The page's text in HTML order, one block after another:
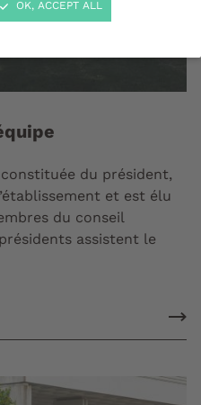
OK, ACCEPT ALL
du président,
et est élu
du conseil
assistent le